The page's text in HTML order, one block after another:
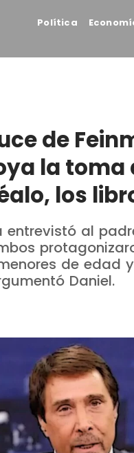
Política
de
la toma
los
entrevistó al
de edad
Daniel.